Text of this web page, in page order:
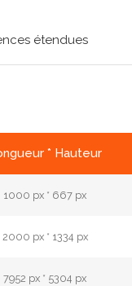
étendues
* Hauteur
1000 px * 667 px
2000 px * 1334 px
7952 px * 5304 px